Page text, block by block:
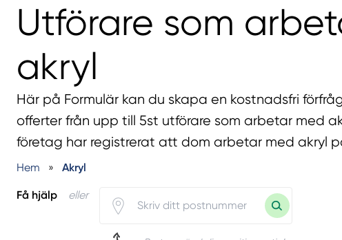
Utförare som
akryl
Här på Formulär kan du skapa en kostnadsfri
offerter från upp till 5st utförare som arbetar med
företag har registrerat att dom arbetar med akryl
Hem » Akryl
Få hjälp eller